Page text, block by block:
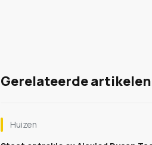
Gerelateerde artikelen
Huizen